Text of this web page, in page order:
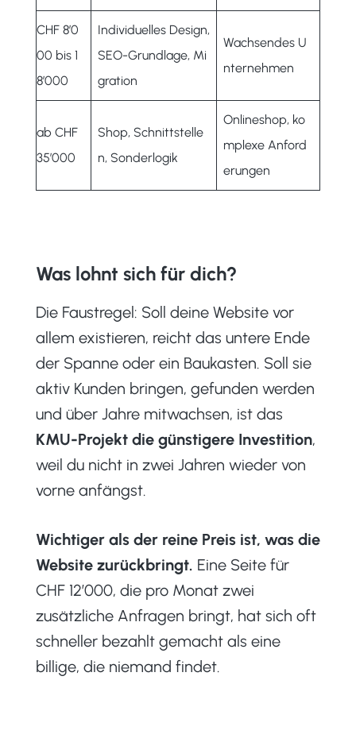
CHF 8’0
00 bis 1
8’000
Individuelles Design,
SEO-Grundlage, Mi
gration
Wachsendes U
nternehmen
ab CHF
35’000
Shop, Schnittstelle
n, Sonderlogik
Onlineshop, ko
mplexe Anford
erungen
Was lohnt sich für dich?
Die Faustregel: Soll deine Website vor
allem existieren, reicht das untere Ende
der Spanne oder ein Baukasten. Soll sie
aktiv Kunden bringen, gefunden werden
und über Jahre mitwachsen, ist das
KMU-Projekt die günstigere Investition,
weil du nicht in zwei Jahren wieder von
vorne anfängst.
Wichtiger als der reine Preis ist, was die
Website zurückbringt. Eine Seite für
CHF 12’000, die pro Monat zwei
zusätzliche Anfragen bringt, hat sich oft
schneller bezahlt gemacht als eine
billige, die niemand findet.